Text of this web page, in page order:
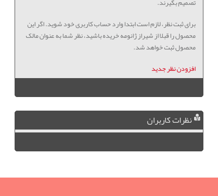
برای ثبت نظر، لازم است ابتدا وارد حساب کاربری خود شوید. اگر این
محصول را قبلا از شیراز ژانومه خریده باشید، نظر شما به عنوان مالک
محصول ثبت خواهد شد.
افزودن نظر جدید
نظرات کاربران